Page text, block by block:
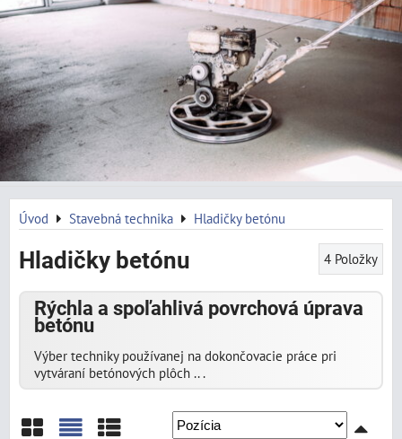
Úvod Stavebná technika Hladičky betónu
Hladičky betónu 4 Položky
Rýchla a spoľahlivá povrchová úprava
betónu
Výber techniky používanej na dokončovacie práce pri
vytváraní betónových plôch .. .